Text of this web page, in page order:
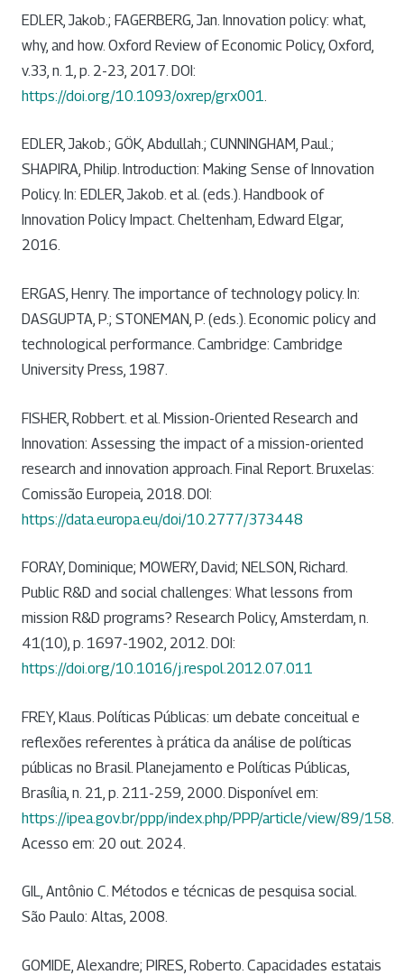
EDLER, Jakob.; FAGERBERG, Jan. Innovation policy: what,
why, and how. Oxford Review of Economic Policy, Oxford,
v.33, n. 1, p. 2-23, 2017. DOI:
https://doi.org/10.1093/oxrep/grx001
EDLER, Jakob.; GÖK, Abdullah.; CUNNINGHAM, Paul.;
SHAPIRA, Philip. Introduction: Making Sense of Innovation
Policy. In: EDLER, Jakob. et al. (eds.). Handbook of
Innovation Policy Impact. Cheltenham, Edward Elgar,
2016.
ERGAS, Henry. The importance of technology policy. In:
DASGUPTA, P.; STONEMAN, P. (eds.). Economic policy and
technological performance. Cambridge: Cambridge
University Press, 1987.
FISHER, Robbert. et al. Mission-Oriented Research and
Innovation: Assessing the impact of a mission-oriented
research and innovation approach. Final Report. Bruxelas:
Comissão Europeia, 2018. DOI:
https://data.europa.eu/doi/10.2777/373448
FORAY, Dominique; MOWERY, David; NELSON, Richard.
Public R&D and social challenges: What lessons from
mission R&D programs? Research Policy, Amsterdam, n.
41(10), p. 1697-1902, 2012. DOI:
https://doi.org/10.1016/j.respol.2012.07.011
FREY, Klaus. Políticas Públicas: um debate conceitual e
reflexões referentes à prática da análise de políticas
públicas no Brasil. Planejamento e Políticas Públicas,
Brasília, n. 21, p. 211-259, 2000. Disponível em:
https://ipea.gov.br/ppp/index.php/PPP/article/view/89/158
Acesso em: 20 out. 2024.
GIL, Antônio C. Métodos e técnicas de pesquisa social.
São Paulo: Altas, 2008.
GOMIDE, Alexandre; PIRES, Roberto. Capacidades estatais